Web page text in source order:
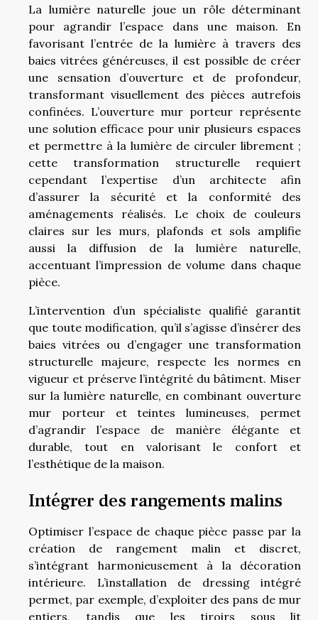
La lumière naturelle joue un rôle déterminant
pour agrandir l’espace dans une maison. En
favorisant l’entrée de la lumière à travers des
baies vitrées généreuses, il est possible de créer
une sensation d’ouverture et de profondeur,
transformant visuellement des pièces autrefois
confinées. L’ouverture mur porteur représente
une solution efficace pour unir plusieurs espaces
et permettre à la lumière de circuler librement ;
cette transformation structurelle requiert
cependant l’expertise d’un architecte afin
d’assurer la sécurité et la conformité des
aménagements réalisés. Le choix de couleurs
claires sur les murs, plafonds et sols amplifie
aussi la diffusion de la lumière naturelle,
accentuant l’impression de volume dans chaque
pièce.
L’intervention d’un spécialiste qualifié garantit
que toute modification, qu’il s’agisse d’insérer des
baies vitrées ou d’engager une transformation
structurelle majeure, respecte les normes en
vigueur et préserve l’intégrité du bâtiment. Miser
sur la lumière naturelle, en combinant ouverture
mur porteur et teintes lumineuses, permet
d’agrandir l’espace de manière élégante et
durable, tout en valorisant le confort et
l’esthétique de la maison.
Intégrer des rangements malins
Optimiser l’espace de chaque pièce passe par la
création de rangement malin et discret,
s’intégrant harmonieusement à la décoration
intérieure. L’installation de dressing intégré
permet, par exemple, d’exploiter des pans de mur
entiers, tandis que les tiroirs sous lit